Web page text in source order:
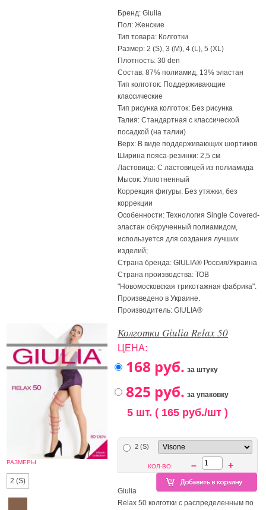
Бренд: Giulia
Пол: Женские
Тип товара: Колготки
Размер: 2 (S), 3 (M), 4 (L), 5 (XL)
Плотность: 30 den
Состав: 87% полиамид, 13% эластан
Тип колготок: Поддерживающие
классические
Тип рисунка колготок: Без рисунка
Талия: Стандартная с классической
посадкой (на талии)
Верх: В виде поддерживающих шортиков
Ширина пояса-резинки: 2,5 см
Ластовица: С ластовицей из полиамида
Мысок: Уплотненный
Коррекция фигуры: Без утяжки, без
коррекции
Особенности: Технология Single Covered-
эластан обкрученный полиамидом,
используется для создания лучших
изделий;
Страна бренда: GIULIA® Россия/Украина
Страна производства: ТОВ
"Новомосковская трикотажная фабрика".
Произведено в Украине.
Производитель: GIULIA®
РАЗМЕРЫ
2 (S)
Колготки Giulia Relax 50
ЦЕНА:
за штуку
за упаковку
5 шт. ( 165 руб./шт )
2 (S)
КОЛ-ВО: – +
Giulia
Relax 50 колготки с распределенным по